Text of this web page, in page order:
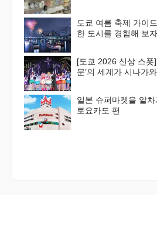
도쿄 여름 축제 가이
한 도시를 경험해 보자
[도쿄 2026 신상 스폿
문’의 세계가 시나가
일본 슈퍼마켓을 알
토요카도 편